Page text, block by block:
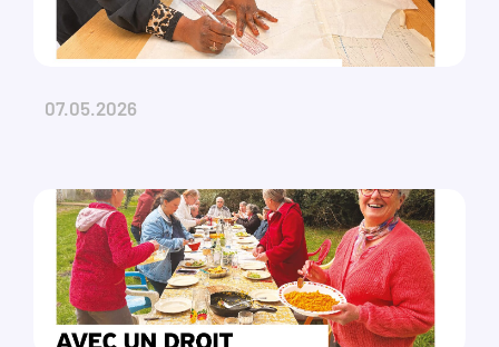
07.05.2026